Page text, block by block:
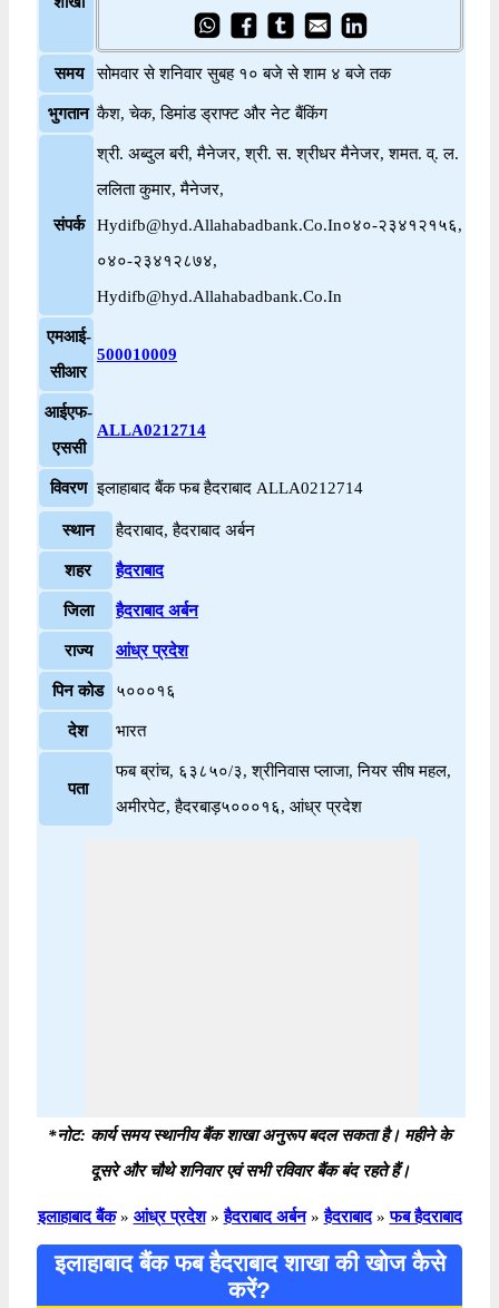
समय सोमवार से शनिवार सुबह १० बजे से शाम ४ बजे तक
भुगतान कैश, चेक, डिमांड ड्राफ्ट और नेट बैंकिंग
संपर्क
श्री. अब्दुल बरी, मैनेजर, श्री. स. श्रीधर मैनेजर, शमत. व्. ल.
ललिता कुमार, मैनेजर,
Hydifb@hyd.Allahabadbank.Co.In०४०-२३४१२१५६,
०४०-२३४१२८७४,
Hydifb@hyd.Allahabadbank.Co.In
एमआई-
सीआर
500010009
आईएफ-
एससी
ALLA0212714
विवरण इलाहाबाद बैंक फब हैदराबाद ALLA0212714
स्थान हैदराबाद, हैदराबाद अर्बन
शहर हैदराबाद
जिला हैदराबाद अर्बन
राज्य आंध्र प्रदेश
पिन कोड ५०००१६
देश भारत
पता
फब ब्रांच, ६३८५०/३, श्रीनिवास प्लाजा, नियर सीष महल,
अमीरपेट, हैदरबाड़५०००१६, आंध्र प्रदेश
*नोट: कार्य समय स्थानीय बैंक शाखा अनुरूप बदल सकता है। महीने के
दूसरे और चौथे शनिवार एवं सभी रविवार बैंक बंद रहते हैं।
इलाहाबाद बैंक » आंध्र प्रदेश » हैदराबाद अर्बन » हैदराबाद » फब हैदराबाद
इलाहाबाद बैंक फब हैदराबाद शाखा की खोज कैसे
करें?